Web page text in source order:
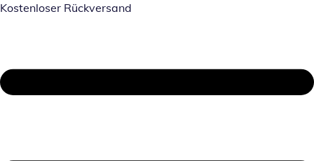
Kostenloser Rückversand